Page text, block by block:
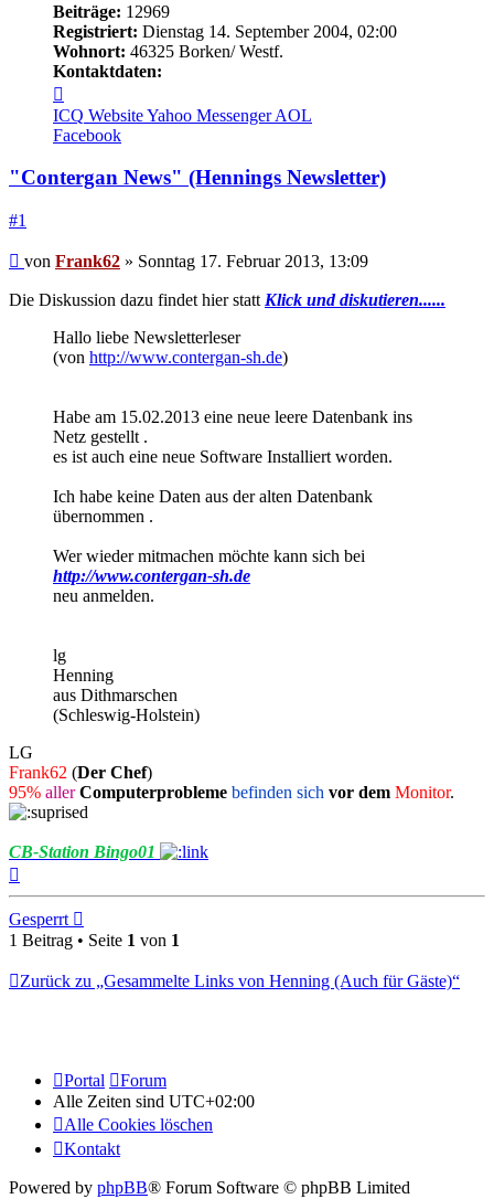
Beiträge: 12969
Registriert: Dienstag 14. September 2004, 02:00
Wohnort: 46325 Borken/ Westf.
Kontaktdaten:
von
Frank62
ICQ WebsiteYahoo Messenger AOL
Facebook
"Contergan News" (Hennings Newsletter)
#1
Beitrag
von Frank62 » Sonntag 17. Februar 2013, 13:09
Die Diskussion dazu findet hier statt Klick und diskutieren......
Hallo liebe Newsletterleser
(von http://www.contergan-sh.de)
Habe am 15.02.2013 eine neue leere Datenbank ins
Netz gestellt .
es ist auch eine neue Software Installiert worden.
Ich habe keine Daten aus der alten Datenbank
übernommen .
Wer wieder mitmachen möchte kann sich bei
http://www.contergan-sh.de
neu anmelden.
lg
Henning
aus Dithmarschen
(Schleswig-Holstein)
LG
Frank62 (Der Chef)
95% aller Computerprobleme befinden sich vor dem Monitor.
CB-Station Bingo01
Gesperrt
1 Beitrag • Seite 1 von 1
Zurück zu „Gesammelte Links von Henning (Auch für Gäste)“
Portal
Forum
Alle Zeiten sind UTC+02:00
Alle Cookies löschen
Kontakt
Powered by phpBB® Forum Software © phpBB Limited